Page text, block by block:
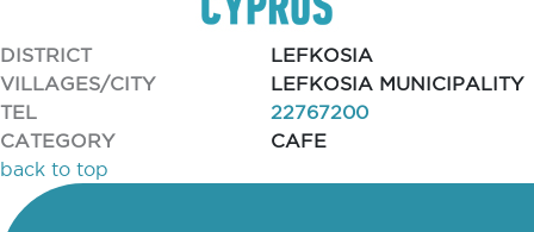
DISTRICT
LEFKOSIA
VILLAGES/CITY
LEFKOSIA MUNICIPALITY
TEL
22767200
CATEGORY
CAFE
back to top